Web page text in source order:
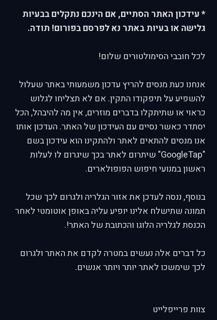
* עידכון האתר הסתיים, אם הינכם נתקלים בבעיות
גלישה או בעיות באתר נא לפרסם בפורום! תודה.
לכל חובבי הסימולטורים שלום!
אנחנו כעת מנסים להריץ עדכון משמעותי באתר שעלול
להשפיע על תיפקודו התקין. אם לא תצליחו לגלוש
כראוי או שתיתקלו בדברים מוזרים, אין מה להיבהל, הכל
יסתדר כאשר נסיים עם העידכון של האתר. העדכון אותו
אנו מנסים להתאים לאתר ולהתקינו הוא עידכון בשם
"GoogleTap" שיתרום לאתר בכך שיגרום לו לעלות
ראשון במנועי חיפוש הפופולארים.
בנוסף, ננסה לעדכן את אזור הגלריה ולגרום לכך שכל
תמונה שתישלח אלינו יופיע עליה באופן אוטומטי לאחר
הכנסת לגלריה הלוגו והכתובת של האתר!.
כל דברים אלה נעשים במטרה לקדם את האתר ולגרום
לכך שימשכו לאתר יותר ויותר אנשים.
צוות פרייפלייט